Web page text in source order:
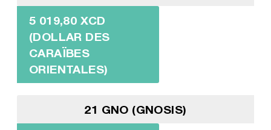
5 019,80 XCD
(DOLLAR DES
CARAÏBES
ORIENTALES)
21 GNO (GNOSIS)